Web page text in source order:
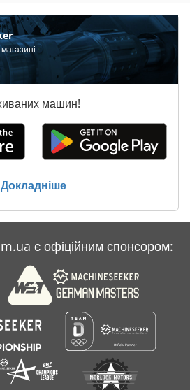
машин!
Докладніше
є офіційним спонсором: